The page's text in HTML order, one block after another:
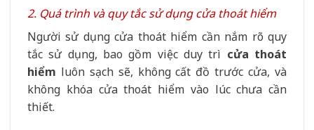
2. Quá trình và quy tắc sử dụng cửa thoát hiểm
Người sử dụng cửa thoát hiểm cần nắm rõ quy
tắc sử dụng, bao gồm việc duy trì cửa thoát
hiểm luôn sạch sẽ, không cất đồ trước cửa, và
không khóa cửa thoát hiểm vào lúc chưa cần
thiết.